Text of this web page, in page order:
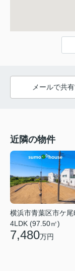
メールで共
近隣の物件
横浜市青葉区市ケ尾
4LDK (97.50㎡)
7,480万円